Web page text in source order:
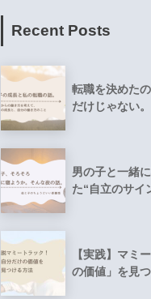
Recent Posts
転職を決めた
だけじゃない。
男の子と一緒
た“自立のサイ
【実践】マミ
の価値」を見つ